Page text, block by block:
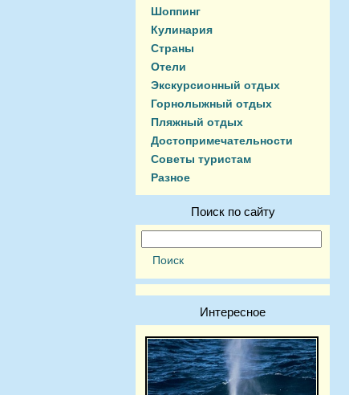
Шоппинг
Кулинария
Страны
Отели
Экскурсионный отдых
Горнолыжный отдых
Пляжный отдых
Достопримечательности
Советы туристам
Разное
Поиск по сайту
Интересное